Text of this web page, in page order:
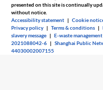
presented on this site is continually
without notice.
Accessibility statement |Cookie
Privacy policy |Terms & conditions |
slavery message |E-waste management
2021088042-6 |Shanghai Public
44030002007155